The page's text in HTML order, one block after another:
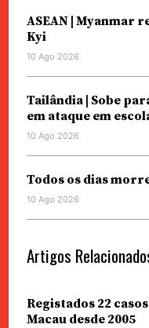
ASEAN | Myanmar
Kyi
10 Ago 2026
Tailândia | Sobe
em ataque em
10 Ago 2026
Todos os dias
10 Ago 2026
Artigos
Registados 22
Macau desde 2005